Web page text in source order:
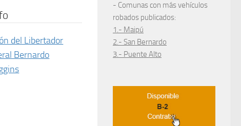
del Libertador
Bernardo
- Comunas con más vehículos
robados publicados:
1.- Maipú
2.- San Bernardo
3.- Puente Alto